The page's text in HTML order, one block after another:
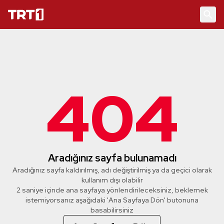
404
Aradığınız sayfa bulunamadı
Aradığınız sayfa kaldırılmış, adı değiştirilmiş ya da geçici olarak
kullanım dışı olabilir
2 saniye içinde ana sayfaya yönlendirileceksiniz, beklemek
istemiyorsanız aşağıdaki 'Ana Sayfaya Dön' butonuna
basabilirsiniz